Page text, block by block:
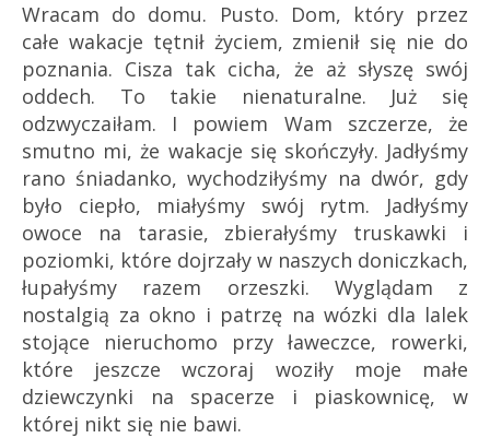
Wracam do domu. Pusto. Dom, który przez
całe wakacje tętnił życiem, zmienił się nie do
poznania. Cisza tak cicha, że aż słyszę swój
oddech. To takie nienaturalne. Już się
odzwyczaiłam. I powiem Wam szczerze, że
smutno mi, że wakacje się skończyły. Jadłyśmy
rano śniadanko, wychodziłyśmy na dwór, gdy
było ciepło, miałyśmy swój rytm. Jadłyśmy
owoce na tarasie, zbierałyśmy truskawki i
poziomki, które dojrzały w naszych doniczkach,
łupałyśmy razem orzeszki. Wyglądam z
nostalgią za okno i patrzę na wózki dla lalek
stojące nieruchomo przy ławeczce, rowerki,
które jeszcze wczoraj woziły moje małe
dziewczynki na spacerze i piaskownicę, w
której nikt się nie bawi.